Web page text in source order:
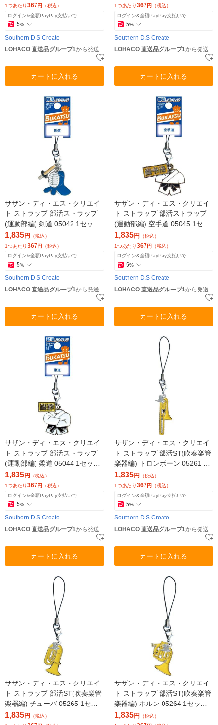
1つあたり367円 （税込）
ログイン&全額PayPay支払いで
5%
Southern D.S Create
LOHACO 直送品グループ1から発送
カートに入れる
1つあたり367 円 （税込）
ログイン&全額PayPay支払いで
5%
Southern D.S Create
LOHACO 直送品グループ1から発送
カートに入れる
サザン・ディ・エス・クリエイ
ト ストラップ 部活ストラップ
(運動部編) 剣道 05042 1セット
(5個)（直送品）
1,835円 （税込）
1つあたり367円 （税込）
ログイン&全額PayPay支払いで
5%
Southern D.S Create
LOHACO 直送品グループ1から発送
カートに入れる
サザン・ディ・エス・クリエイ
ト ストラップ 部活ストラップ
(運動部編) 空手道 05045 1セッ
ト(5個)（直送品）
1,835円 （税込）
1つあたり367 円 （税込）
ログイン&全額PayPay支払いで
5%
Southern D.S Create
LOHACO 直送品グループ1から発送
カートに入れる
サザン・ディ・エス・クリエイ
ト ストラップ 部活ストラップ
(運動部編) 柔道 05044 1セット
(5個)（直送品）
1,835円
（税込）
1つあたり367円 （税込）
ログイン&全額PayPay支払いで
5%
Southern D.S Create
LOHACO 直送品グループ1から発送
カートに入れる
サザン・ディ・エス・クリエイ
ト ストラップ 部活ST(吹奏楽管
楽器編) トロンボーン 05261 1
セット(5個)（直送品）
1,835円
（税込）
1つあたり367 円 （税込）
ログイン&全額PayPay支払いで
5%
Southern D.S Create
LOHACO 直送品グループ1から発送
カートに入れる
サザン・ディ・エス・クリエイ
ト ストラップ 部活ST(吹奏楽管
楽器編) チューバ 05265 1セッ
ト(5個)（直送品）
1,835円 （税込）
サザン・ディ・エス・クリエイ
ト ストラップ 部活ST(吹奏楽管
楽器編) ホルン 05264 1セット
(5個)（直送品）
1,835円 （税込）